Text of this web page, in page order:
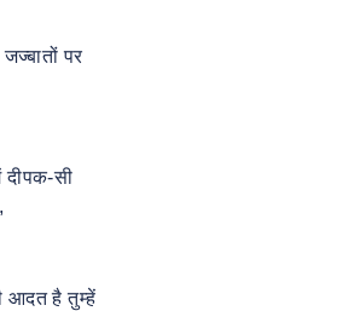
पर
दीपक-सी
आदत है तुम्हें